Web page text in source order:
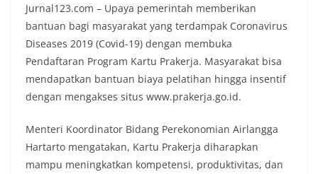
Jurnal123.com – Upaya pemerintah memberikan
bantuan bagi masyarakat yang terdampak Coronavirus
Diseases 2019 (Covid-19) dengan membuka
Pendaftaran Program Kartu Prakerja. Masyarakat bisa
mendapatkan bantuan biaya pelatihan hingga insentif
dengan mengakses situs www.prakerja.go.id.
Menteri Koordinator Bidang Perekonomian Airlangga
Hartarto mengatakan, Kartu Prakerja diharapkan
mampu meningkatkan kompetensi, produktivitas, dan